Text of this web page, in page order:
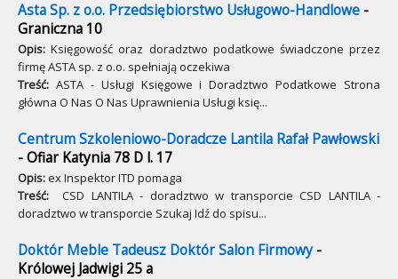
Asta Sp. z o.o. Przedsiębiorstwo Usługowo-Handlowe -
Graniczna 10
Opis: Księgowość oraz doradztwo podatkowe świadczone przez
firmę ASTA sp. z o.o. spełniają oczekiwa
Treść: ASTA - Usługi Księgowe i Doradztwo Podatkowe Strona
główna O Nas O Nas Uprawnienia Usługi księ...
Centrum Szkoleniowo-Doradcze Lantila Rafał Pawłowski
- Ofiar Katynia 78 D l. 17
Opis:ex Inspektor ITD pomaga
Treść: CSD LANTILA - doradztwo w transporcie CSD LANTILA -
doradztwo w transporcie Szukaj Idź do spisu...
Doktór Meble Tadeusz Doktór Salon Firmowy-
Królowej Jadwigi 25 a